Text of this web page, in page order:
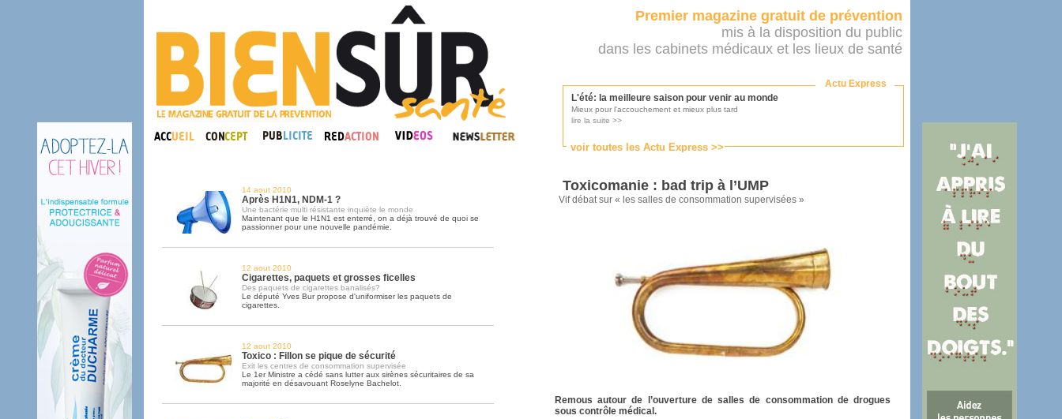
Premier magazine gratuit de prévention
mis à la disposition du public
dans les cabinets médicaux et les lieux de santé
Actu Express
voir toutes les Actu Express >>
L'été: la meilleure saison pour venir au monde
Mieux pour l'accouchement et mieux plus tard
lire la suite >>
Consultés par l'Ordre des médecins, pas par le ministère...
lire la suite >>
DMP, l'Arlésienne va devenir réalité
Déploiement prévu au 4ème trimestre 2016
lire la suite >>
14 aout 2010
Après H1N1, NDM-1 ?
Une bactérie multi résistante inquiète le monde
Maintenant que le H1N1 est enterré, on a déjà trouvé de quoi se
passionner pour une nouvelle pandémie.
12 aout 2010
Cigarettes, paquets et grosses ficelles
Des paquets de cigarettes banalisés?
Le député Yves Bur propose d'uniformiser les paquets de
cigarettes.
12 aout 2010
Toxico : Fillon se pique de sécurité
Exit les centres de consommation supervisée
Le 1er Ministre a cédé sans lutter aux sirènes sécuritaires de sa
majorité en désavouant Roselyne Bachelot.
Toxicomanie : bad trip à l’UMP
Vif débat sur « les salles de consommation supervisées »
Remous autour de l’ouverture de salles de consommation de drogues
sous contrôle médical.